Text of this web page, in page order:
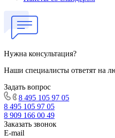
Нужна консультация?
Наши специалисты ответят на
Задать вопрос
8 495 105 97 05
8 495 105 97 05
8 909 166 00 49
Заказать звонок
E-mail